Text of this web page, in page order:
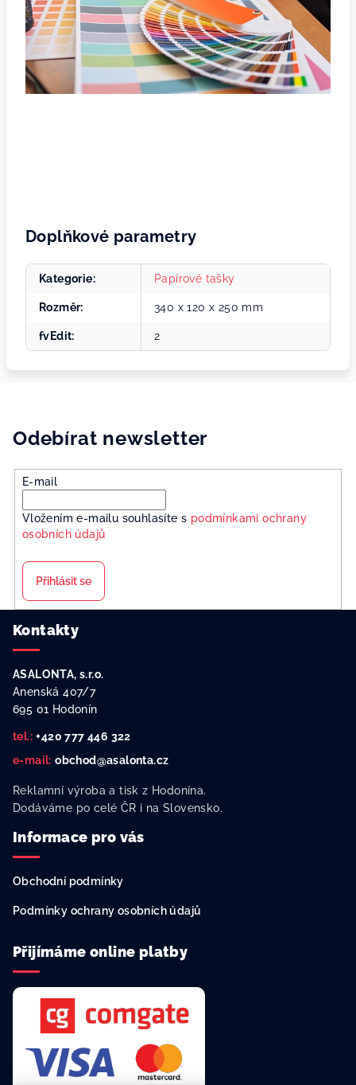
Doplňkové parametry
Kategorie: Papírové tašky
Rozměr: 340 x 120 x 250 mm
fvEdit: 2
Odebírat newsletter
E-mail
Vložením e-mailu souhlasíte s podmínkami ochrany
osobních údajů
Přihlásit se
Kontakty
ASALONTA, s.r.o.
Anenská 407/7
695 01 Hodonín
tel.: +420 777 446 322
e-mail: obchod@asalonta.cz
Reklamní výroba a tisk z Hodonína.
Dodáváme po celé ČR i na Slovensko.
Informace pro vás
Obchodní podmínky
Podmínky ochrany osobních údajů
Přijímáme online platby